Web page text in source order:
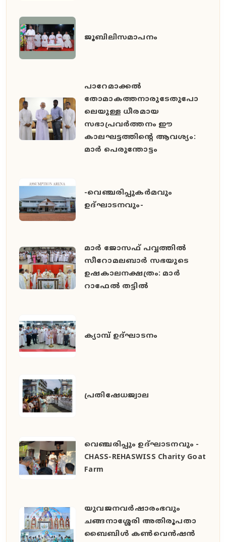
ജൂബിലിസമാപനം
പാറേമാക്കൽ
തോമാകത്തനാരുടേതുപോ
ലെയുള്ള ധീരമായ
സഭാപ്രവർത്തനം ഈ
കാലഘട്ടത്തിൻ്റെ ആവശ്യം:
മാർ പെരുന്തോട്ടം
-വെഞ്ചരിപ്പുകർമവും
ഉദ്ഘാടനവും-
മാർ ജോസഫ് പവ്വത്തിൽ
സീറോമലബാർ സഭയുടെ
ഉഷകാലനക്ഷത്രം: മാർ
റാഫേൽ തട്ടിൽ
ക്യാമ്പ് ഉദ്ഘാടനം
പ്രതിഷേധജ്വാല
വെഞ്ചരിപ്പും ഉദ്ഘാടനവും -
CHASS-REHASWISS Charity Goat
Farm
യുവജനവർഷാരംഭവും
ചങ്ങനാശ്ശേരി അതിരൂപതാ
ബൈബിൾ കൺവെൻഷൻ